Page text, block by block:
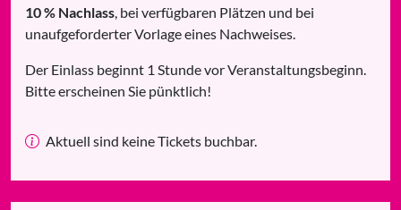
10 % Nachlass , bei verfügbaren Plätzen und bei
unaufgeforderter Vorlage eines Nachweises.
Der Einlass beginnt 1 Stunde vor Veranstaltungsbeginn.
Bitte erscheinen Sie pünktlich!
Aktuell sind keine Tickets buchbar.